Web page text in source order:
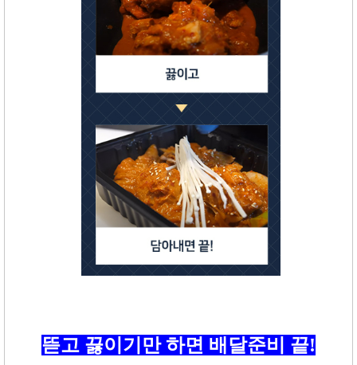
뜯고 끓이기만 하면 배달준비 끝!